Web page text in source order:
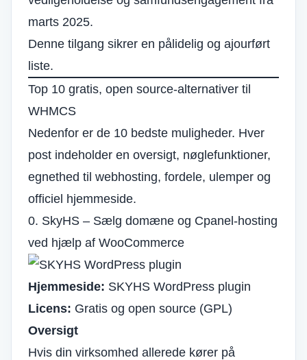
marts 2025.
Denne tilgang sikrer en pålidelig og ajourført
liste.
Top 10 gratis, open source-alternativer til
WHMCS
Nedenfor er de 10 bedste muligheder. Hver
post indeholder en oversigt, nøglefunktioner,
egnethed til webhosting, fordele, ulemper og
officiel hjemmeside.
0. SkyHS – Sælg domæne og Cpanel-hosting
ved hjælp af WooCommerce
Hjemmeside: SKYHS WordPress plugin
Licens: Gratis og open source (GPL)
Oversigt
Hvis din virksomhed allerede kører på